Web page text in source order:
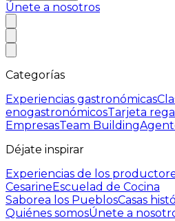
Únete a nosotros
Categorías
Experiencias gastronómicas
enogastronómicosTarjeta
EmpresasTeam Building
Déjate inspirar
Experiencias de los
CesarineEscuelad de Cocina
Saborea los PueblosCasas
Quiénes somosÚnete a